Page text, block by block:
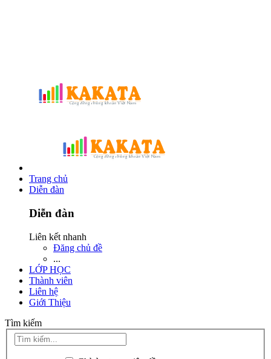
Trang chủ
Diễn đàn
Diễn đàn
Liên kết nhanh
Đăng chủ đề
...
LỚP HỌC
Thành viên
Liên hệ
Giới Thiệu
Tìm kiếm